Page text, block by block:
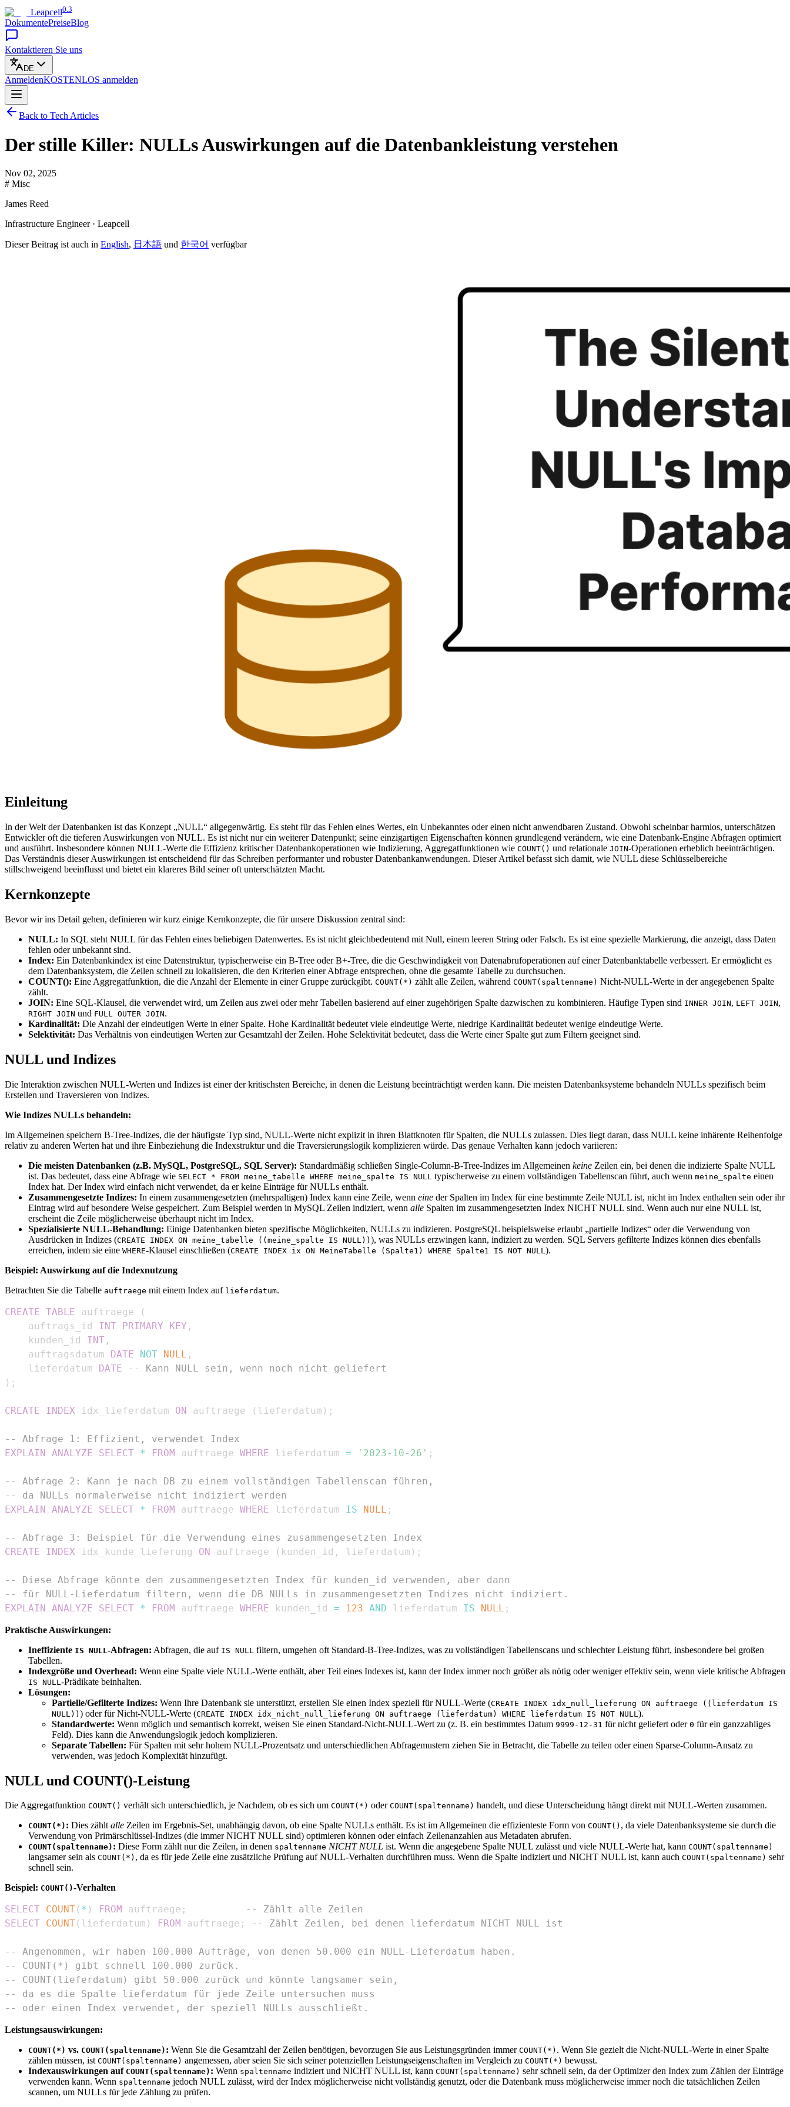
Leapcell0.3
DokumentePreiseBlog
Kontaktieren Sie uns
DE
AnmeldenKOSTENLOS anmelden
Back to Tech Articles
Der stille Killer: NULLs Auswirkungen auf die Datenbankleistung verstehen
Nov 02, 2025
# Misc
James Reed
Infrastructure Engineer · Leapcell
Dieser Beitrag ist auch in English, 日本語 und 한국어 verfügbar
Einleitung
In der Welt der Datenbanken ist das Konzept „NULL“ allgegenwärtig. Es steht für das Fehlen eines Wertes, ein Unbekanntes oder einen nicht anwendbaren Zustand. Obwohl scheinbar harmlos, unterschätzen
Entwickler oft die tieferen Auswirkungen von NULL. Es ist nicht nur ein weiterer Datenpunkt; seine einzigartigen Eigenschaften können grundlegend verändern, wie eine Datenbank-Engine Abfragen optimiert
und ausführt. Insbesondere können NULL-Werte die Effizienz kritischer Datenbankoperationen wie Indizierung, Aggregatfunktionen wie COUNT() und relationale JOIN-Operationen erheblich beeinträchtigen.
Das Verständnis dieser Auswirkungen ist entscheidend für das Schreiben performanter und robuster Datenbankanwendungen. Dieser Artikel befasst sich damit, wie NULL diese Schlüsselbereiche
stillschweigend beeinflusst und bietet ein klareres Bild seiner oft unterschätzten Macht.
Kernkonzepte
Bevor wir ins Detail gehen, definieren wir kurz einige Kernkonzepte, die für unsere Diskussion zentral sind:
NULL: In SQL steht NULL für das Fehlen eines beliebigen Datenwertes. Es ist nicht gleichbedeutend mit Null, einem leeren String oder Falsch. Es ist eine spezielle Markierung, die anzeigt, dass Daten
fehlen oder unbekannt sind.
Index: Ein Datenbankindex ist eine Datenstruktur, typischerweise ein B-Tree oder B+-Tree, die die Geschwindigkeit von Datenabrufoperationen auf einer Datenbanktabelle verbessert. Er ermöglicht es
dem Datenbanksystem, die Zeilen schnell zu lokalisieren, die den Kriterien einer Abfrage entsprechen, ohne die gesamte Tabelle zu durchsuchen.
COUNT(): Eine Aggregatfunktion, die die Anzahl der Elemente in einer Gruppe zurückgibt. COUNT(*) zählt alle Zeilen, während COUNT(spaltenname) Nicht-NULL-Werte in der angegebenen Spalte
zählt.
JOIN: Eine SQL-Klausel, die verwendet wird, um Zeilen aus zwei oder mehr Tabellen basierend auf einer zugehörigen Spalte dazwischen zu kombinieren. Häufige Typen sind INNER JOIN, LEFT JOIN,
RIGHT JOIN und FULL OUTER JOIN.
Kardinalität: Die Anzahl der eindeutigen Werte in einer Spalte. Hohe Kardinalität bedeutet viele eindeutige Werte, niedrige Kardinalität bedeutet wenige eindeutige Werte.
Selektivität: Das Verhältnis von eindeutigen Werten zur Gesamtzahl der Zeilen. Hohe Selektivität bedeutet, dass die Werte einer Spalte gut zum Filtern geeignet sind.
NULL und Indizes
Die Interaktion zwischen NULL-Werten und Indizes ist einer der kritischsten Bereiche, in denen die Leistung beeinträchtigt werden kann. Die meisten Datenbanksysteme behandeln NULLs spezifisch beim
Erstellen und Traversieren von Indizes.
Wie Indizes NULLs behandeln:
Im Allgemeinen speichern B-Tree-Indizes, die der häufigste Typ sind, NULL-Werte nicht explizit in ihren Blattknoten für Spalten, die NULLs zulassen. Dies liegt daran, dass NULL keine inhärente Reihenfolge
relativ zu anderen Werten hat und ihre Einbeziehung die Indexstruktur und die Traversierungslogik komplizieren würde. Das genaue Verhalten kann jedoch variieren:
Die meisten Datenbanken (z.B. MySQL, PostgreSQL, SQL Server): Standardmäßig schließen Single-Column-B-Tree-Indizes im Allgemeinen keine Zeilen ein, bei denen die indizierte Spalte NULL
ist. Das bedeutet, dass eine Abfrage wie SELECT * FROM meine_tabelle WHERE meine_spalte IS NULL typischerweise zu einem vollständigen Tabellenscan führt, auch wenn meine_spalte einen
Index hat. Der Index wird einfach nicht verwendet, da er keine Einträge für NULLs enthält.
Zusammengesetzte Indizes: In einem zusammengesetzten (mehrspaltigen) Index kann eine Zeile, wenn eine der Spalten im Index für eine bestimmte Zeile NULL ist, nicht im Index enthalten sein oder ihr
Eintrag wird auf besondere Weise gespeichert. Zum Beispiel werden in MySQL Zeilen indiziert, wenn alle Spalten im zusammengesetzten Index NICHT NULL sind. Wenn auch nur eine NULL ist,
erscheint die Zeile möglicherweise überhaupt nicht im Index.
Spezialisierte NULL-Behandlung: Einige Datenbanken bieten spezifische Möglichkeiten, NULLs zu indizieren. PostgreSQL beispielsweise erlaubt „partielle Indizes“ oder die Verwendung von
Ausdrücken in Indizes (CREATE INDEX ON meine_tabelle ((meine_spalte IS NULL)) ), was NULLs erzwingen kann, indiziert zu werden. SQL Servers gefilterte Indizes können dies ebenfalls
erreichen, indem sie eine WHERE-Klausel einschließen (CREATE INDEX ix ON MeineTabelle (Spalte1) WHERE Spalte1 IS NOT NULL ).
Beispiel: Auswirkung auf die Indexnutzung
Betrachten Sie die Tabelle auftraege mit einem Index auf lieferdatum.
CREATE TABLE auftraege
(
    auftrags_id
INT PRIMARY KEY ,
    kunden_id
INT ,
    auftragsdatum
DATE NOT NULL ,
    lieferdatum
DATE
-- Kann NULL sein, wenn noch nicht geliefert
) ;
CREATE INDEX idx_lieferdatum ON auftraege ( lieferdatum ) ;
-- Abfrage 1: Effizient, verwendet Index
EXPLAIN ANALYZE SELECT * FROM auftraege WHERE lieferdatum = '2023-10-26' ;
-- Abfrage 2: Kann je nach DB zu einem vollständigen Tabellenscan führen,
-- da NULLs normalerweise nicht indiziert werden
EXPLAIN ANALYZE SELECT * FROM auftraege WHERE lieferdatum IS NULL ;
-- Abfrage 3: Beispiel für die Verwendung eines zusammengesetzten Index
CREATE
INDEX idx_kunde_lieferung ON auftraege ( kunden_id , lieferdatum ) ;
-- Diese Abfrage könnte den zusammengesetzten Index für kunden_id verwenden, aber dann
-- für NULL-Lieferdatum filtern, wenn die DB NULLs in zusammengesetzten Indizes nicht indiziert.
EXPLAIN ANALYZE SELECT * FROM auftraege WHERE kunden_id = 123 AND lieferdatum IS NULL ;
Praktische Auswirkungen:
Ineffiziente IS NULL -Abfragen: Abfragen, die auf IS NULL filtern, umgehen oft Standard-B-Tree-Indizes, was zu vollständigen Tabellenscans und schlechter Leistung führt, insbesondere bei großen
Tabellen.
Indexgröße und Overhead: Wenn eine Spalte viele NULL-Werte enthält, aber Teil eines Indexes ist, kann der Index immer noch größer als nötig oder weniger effektiv sein, wenn viele kritische Abfragen
IS NULL -Prädikate beinhalten.
Lösungen:
Partielle/Gefilterte Indizes: Wenn Ihre Datenbank sie unterstützt, erstellen Sie einen Index speziell für NULL-Werte (CREATE INDEX idx_null_lieferung ON auftraege ((lieferdatum IS
NULL)) ) oder für Nicht-NULL-Werte (CREATE INDEX idx_nicht_null_lieferung ON auftraege (lieferdatum) WHERE lieferdatum IS NOT NULL ).
Standardwerte: Wenn möglich und semantisch korrekt, weisen Sie einen Standard-Nicht-NULL-Wert zu (z. B. ein bestimmtes Datum 9999-12-31 für nicht geliefert oder 0 für ein ganzzahliges
Feld). Dies kann die Anwendungslogik jedoch komplizieren.
Separate Tabellen: Für Spalten mit sehr hohem NULL-Prozentsatz und unterschiedlichen Abfragemustern ziehen Sie in Betracht, die Tabelle zu teilen oder einen Sparse-Column-Ansatz zu
verwenden, was jedoch Komplexität hinzufügt.
NULL und COUNT()-Leistung
Die Aggregatfunktion COUNT() verhält sich unterschiedlich, je Nachdem, ob es sich um COUNT(*) oder COUNT(spaltenname) handelt, und diese Unterscheidung hängt direkt mit NULL-Werten zusammen.
COUNT(*) : Dies zähltalle Zeilen im Ergebnis-Set, unabhängig davon, ob eine Spalte NULLs enthält. Es ist im Allgemeinen die effizienteste Form von COUNT() , da viele Datenbanksysteme sie durch die
Verwendung von Primärschlüssel-Indizes (die immer NICHT NULL sind) optimieren können oder einfach Zeilenanzahlen aus Metadaten abrufen.
COUNT(spaltenname) : Diese Form zählt nur die Zeilen, in denen spaltenname NICHT NULL ist. Wenn die angegebene Spalte NULL zulässt und viele NULL-Werte hat, kann COUNT(spaltenname)
langsamer sein als COUNT(*) , da es für jede Zeile eine zusätzliche Prüfung auf NULL-Verhalten durchführen muss. Wenn die Spalte indiziert und NICHT NULL ist, kann auch COUNT(spaltenname) sehr
schnell sein.
Beispiel: COUNT()-Verhalten
SELECT COUNT( * ) FROM auftraege ;
-- Zählt alle Zeilen
SELECT COUNT( lieferdatum ) FROM auftraege ; -- Zählt Zeilen, bei denen lieferdatum NICHT NULL ist
-- Angenommen, wir haben 100.000 Aufträge, von denen 50.000 ein NULL-Lieferdatum haben.
-- COUNT(*) gibt schnell 100.000 zurück.
-- COUNT(lieferdatum) gibt 50.000 zurück und könnte langsamer sein,
-- da es die Spalte lieferdatum für jede Zeile untersuchen muss
-- oder einen Index verwendet, der speziell NULLs ausschließt.
Leistungsauswirkungen:
COUNT(*) vs. COUNT(spaltenname) : Wenn Sie die Gesamtzahl der Zeilen benötigen, bevorzugen Sie aus Leistungsgründen immer COUNT(*) . Wenn Sie gezielt die Nicht-NULL-Werte in einer Spalte
zählen müssen, ist COUNT(spaltenname) angemessen, aber seien Sie sich seiner potenziellen Leistungseigenschaften im Vergleich zu COUNT(*) bewusst.
Indexauswirkungen auf COUNT(spaltenname) : Wenn spaltenname indiziert und NICHT NULL ist, kann COUNT(spaltenname) sehr schnell sein, da der Optimizer den Index zum Zählen der Einträge
verwenden kann. Wenn spaltenname jedoch NULL zulässt, wird der Index möglicherweise nicht vollständig genutzt, oder die Datenbank muss möglicherweise immer noch die tatsächlichen Zeilen
scannen, um NULLs für jede Zählung zu prüfen.